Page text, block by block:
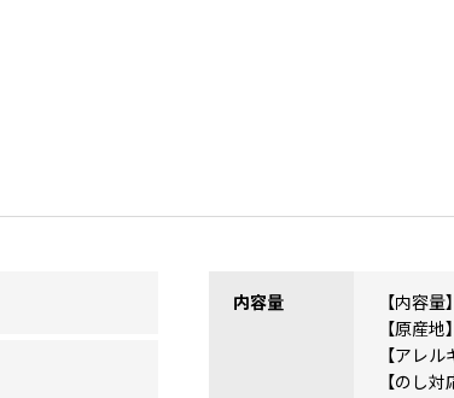
内容量
【内容
【原産
【アレ
【のし対